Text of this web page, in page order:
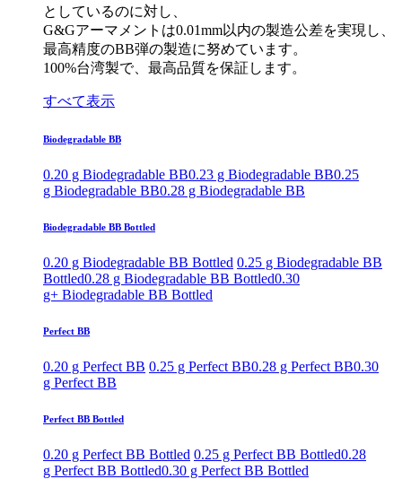
としているのに対し、
G&Gアーマメントは0.01mm以内の製造公差を実現し、
最高精度のBB弾の製造に努めています。
100%台湾製で、最高品質を保証します。
すべて表示
Biodegradable BB
0.20 g Biodegradable BB0.23 g Biodegradable BB0.25
g Biodegradable BB0.28 g Biodegradable BB
Biodegradable BB Bottled
0.20 g Biodegradable BB Bottled 0.25 g Biodegradable BB
Bottled0.28 g Biodegradable BB Bottled0.30
g+ Biodegradable BB Bottled
Perfect BB
0.20 g Perfect BB 0.25 g Perfect BB0.28 g Perfect BB0.30
g Perfect BB
Perfect BB Bottled
0.20 g Perfect BB Bottled 0.25 g Perfect BB Bottled0.28
g Perfect BB Bottled0.30 g Perfect BB Bottled